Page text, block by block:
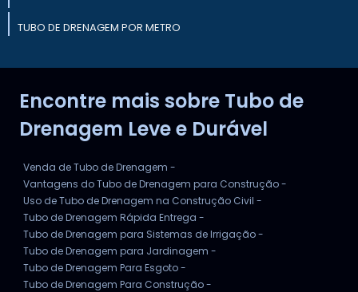
TUBO DE DRENAGEM POR METRO
TUBO DE DRENAGEM PARA JARDIM
Encontre mais sobre Tubo de
Drenagem Leve e Durável
Venda de Tubo de Drenagem -
Vantagens do Tubo de Drenagem para Construção -
Uso de Tubo de Drenagem na Construção Civil -
Tubo de Drenagem Rápida Entrega -
Tubo de Drenagem para Sistemas de Irrigação -
Tubo de Drenagem para Jardinagem -
Tubo de Drenagem Para Esgoto -
Tubo de Drenagem Para Construção -